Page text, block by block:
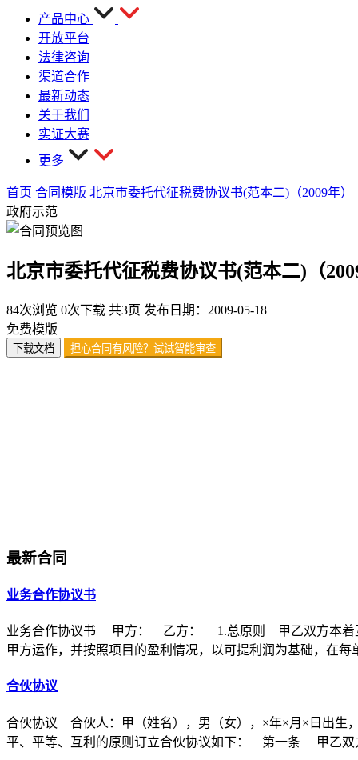
产品中心
开放平台
法律咨询
渠道合作
最新动态
关于我们
实证大赛
更多
首页 合同模版 北京市委托代征税费协议书(范本二)（2009年）
政府示范
北京市委托代征税费协议书(范本二)（
84次浏览 0次下载 共3页 发布日期：2009-05-18
免费模版
下载文档 担心合同有风险？试试智能审查
最新合同
业务合作协议书
业务合作协议书 甲方： 乙方： 1.总原则 甲乙双方本着互
甲方运作，并按照项目的盈利情况，以可提利润为基础，在每
合伙协议
合伙协议 合伙人：甲（姓名），男（女），×年×月×日出
平、平等、互利的原则订立合伙协议如下： 第一条 甲乙双